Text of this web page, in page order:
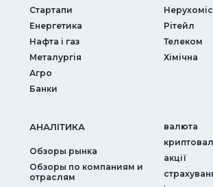
Стартапи
Енергетика
Нафта і газ
Металургія
Агро
Банки
Рітейл
Телеком
Хімічна
АНАЛIТИКА
Обзоры рынка
Обзоры по компаниям и
отраслям
валюта
акції